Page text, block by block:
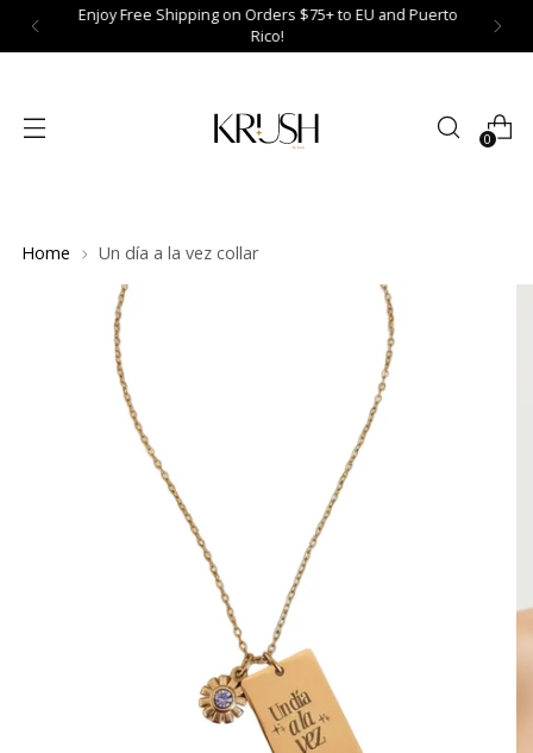
0
Enjoy Free Shipping on Orders $75+ to EU and Puerto
Rico!
Home Un día a la vez collar